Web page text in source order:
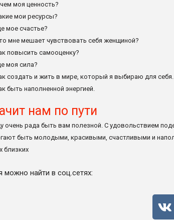
моя ценность?
мои ресурсы?
мое счастье?
мне мешает чувствовать себя женщиной?
повысить самооценку?
моя сила?
создать и жить в мире, который я выбираю для себя.
быть наполненной энергией.
нам по пути
очень рада быть вам полезной. С удовольствием
быть молодыми, красивыми, счастливыми и
близких
можно найти в соц.сетях:
V
k